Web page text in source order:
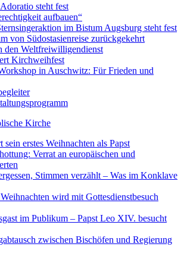
steht fest
aufbauen“
im Bistum Augsburg steht fest
von Südostasienreise zurückgekehrt
den Weltfreiwilligendienst
Kirchweihfest
in Auschwitz: Für Frieden und
Kirche
erstes Weihnachten als Papst
Verrat an europäischen und
Stimmen verzählt – Was im Konklave
wird mit Gottesdienstbesuch
im Publikum – Papst Leo XIV. besucht
zwischen Bischöfen und Regierung